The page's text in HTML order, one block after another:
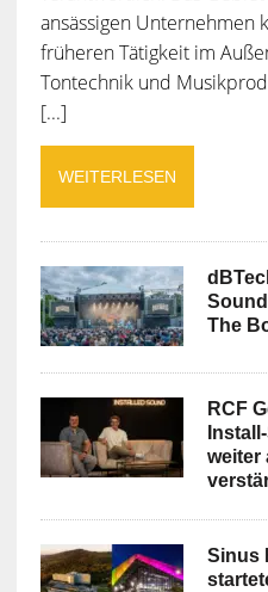
ansässigen Unternehmen
früheren Tätigkeit im
Tontechnik und
[...]
WEITERLESEN
The
RCF
weiter
Sinus